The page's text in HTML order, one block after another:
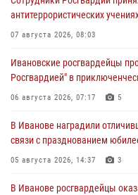
антитеррористических
07 августа 2026, 08:03
Ивановские росгвардейцы
Росгвардией" в
06 августа 2026, 07:17 5
В Иванове наградили
связи с празднованием
05 августа 2026, 14:37 3
В Иванове росгвардейцы